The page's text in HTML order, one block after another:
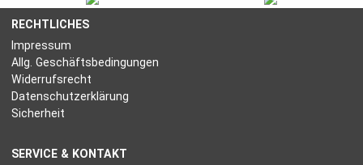
RECHTLICHES
Impressum
Allg. Geschäftsbedingungen
Widerrufsrecht
Datenschutzerklärung
Sicherheit
SERVICE & KONTAKT